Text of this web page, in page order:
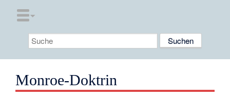
Monroe-Doktrin